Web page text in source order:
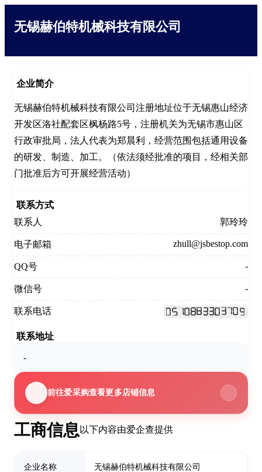
无锡赫伯特机械科技有限公司
工商信息 以下内容由爱企查提供
企业名称 无锡赫伯特机械科技有限公司
企业简介
无锡赫伯特机械科技有限公司注册地址位于无锡惠山经济
开发区洛社配套区枫杨路5号，注册机关为无锡市惠山区
行政审批局，法人代表为郑晨利，经营范围包括通用设备
的研发、制造、加工。（依法须经批准的项目，经相关部
门批准后方可开展经营活动）
联系方式
联系人
郭玲玲
电子邮箱 zhull@jsbestop.com
QQ号 -
微信号 -
联系电话
联系地址
-
前往爱采购查看更多店铺信息